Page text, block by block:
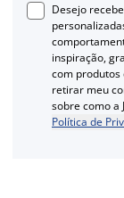
Desejo
inspiração,
com produtos
retirar meu
sobre como a
Política de